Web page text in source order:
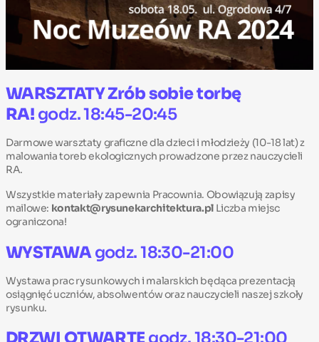
WARSZTATYZrób sobie torbę
RA! godz. 18:45-20:45
Darmowe warsztaty graficzne dla dzieci i młodzieży (10-18 lat) z
malowania toreb ekologicznych prowadzone przez nauczycieli
RA.
Wszystkie materiały zapewnia Pracownia. Obowiązują zapisy
mailowe: kontakt@rysunekarchitektura.plLiczba miejsc
ograniczona!
WYSTAWA godz. 18:30-21:00
Wystawa prac rysunkowych i malarskich będąca prezentacją
osiągnięć uczniów, absolwentów oraz nauczycieli naszej szkoły
rysunku.
DRZWI OTWARTEgodz. 18:30-21:00